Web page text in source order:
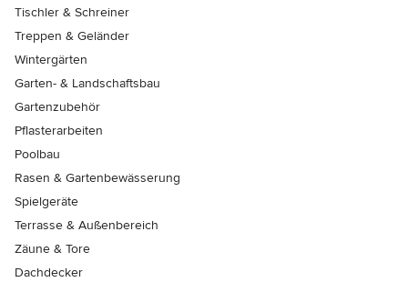
Tischler & Schreiner
Treppen & Geländer
Wintergärten
Garten- & Landschaftsbau
Gartenzubehör
Pflasterarbeiten
Poolbau
Rasen & Gartenbewässerung
Spielgeräte
Terrasse & Außenbereich
Zäune & Tore
Dachdecker